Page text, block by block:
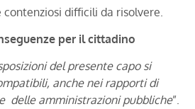
difficili da risolvere.
per il cittadino
del presente capo si
anche nei rapporti di
delle amministrazioni pubbliche”.